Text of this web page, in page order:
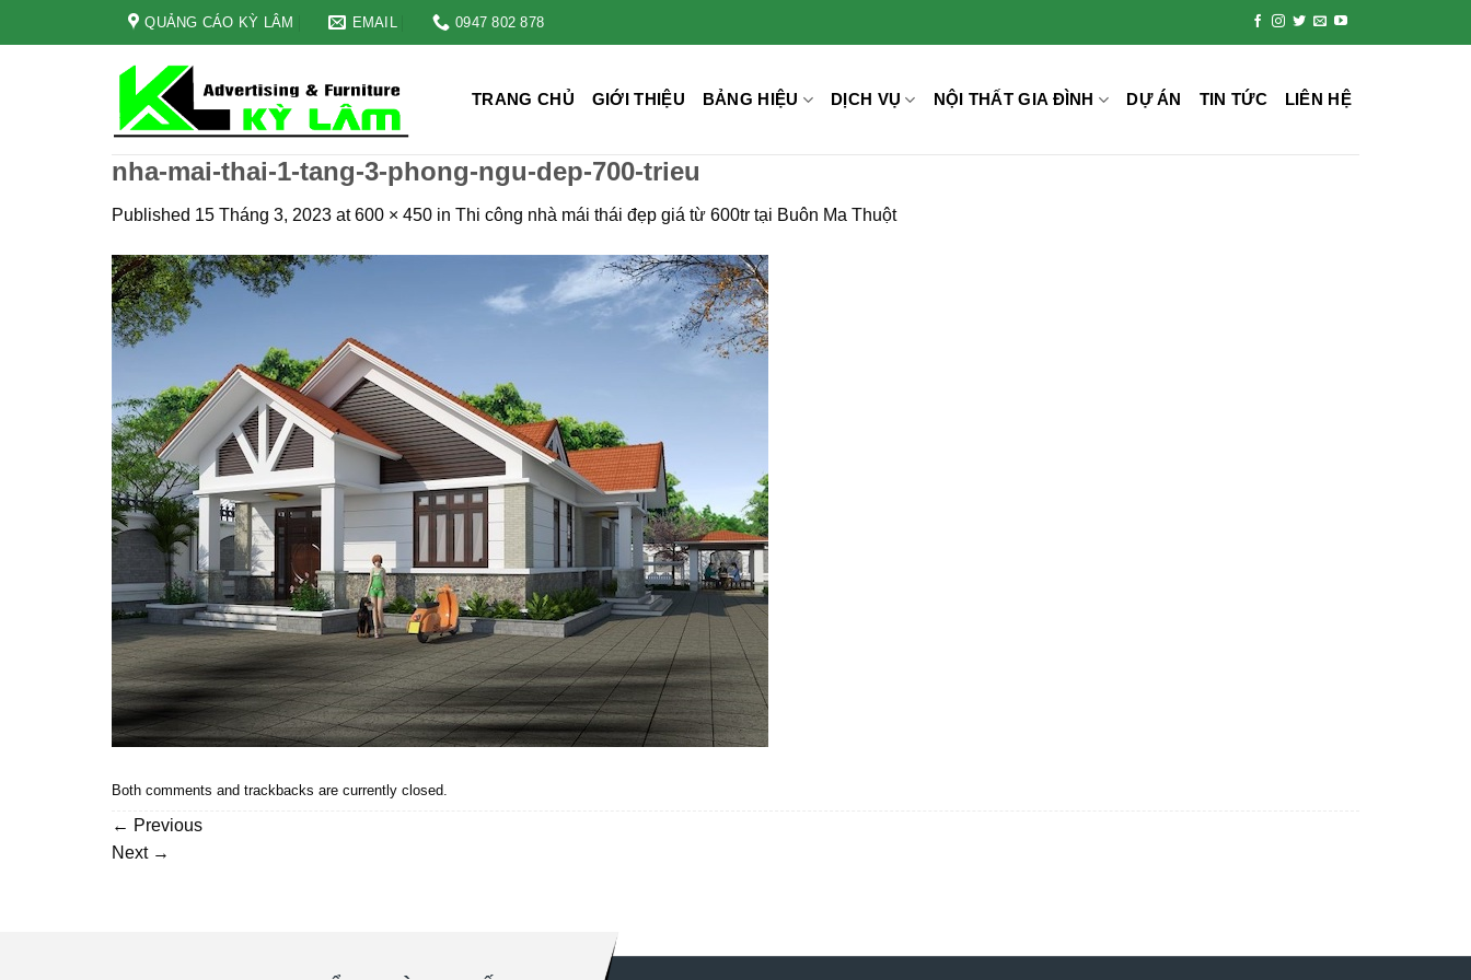
QUẢNG CÁO KỲ LÂM EMAIL 0947 802 878
TRANG CHỦ GIỚI THIỆU BẢNG HIỆU DỊCH VỤ NỘI THẤT GIA ĐÌNH DỰ ÁN TIN TỨC LIÊN HỆ
nha-mai-thai-1-tang-3-phong-ngu-dep-700-trieu
Published 15 Tháng 3, 2023 at600 × 450 in Thi công nhà mái thái đẹp giá từ 600tr tại Buôn Ma Thuột
Both comments and trackbacks are currently closed.
← Previous
Next →